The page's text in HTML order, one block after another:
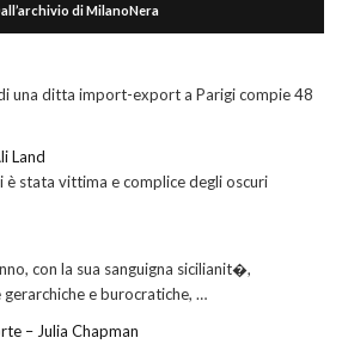
di MilanoNera
una ditta import-export a Parigi compie 48
Land
è stata vittima e complice degli oscuri
con la sua sanguigna sicilianit�,
e burocratiche, …
– Julia Chapman